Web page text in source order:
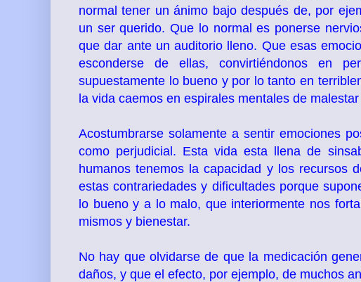
normal tener un ánimo bajo después de, por
un ser querido. Que lo normal es ponerse
que dar ante un auditorio lleno. Que esas
esconderse de ellas, convirtiéndonos en
supuestamente lo bueno y por lo tanto en
la vida caemos en espirales mentales de
Acostumbrarse solamente a sentir emociones
como perjudicial. Esta vida esta llena de
humanos tenemos la capacidad y los recursos
estas contrariedades y dificultades porque
lo bueno y a lo malo, que interiormente nos
mismos y bienestar.
No hay que olvidarse de que la medicación
daños, y que el efecto, por ejemplo, de muchos